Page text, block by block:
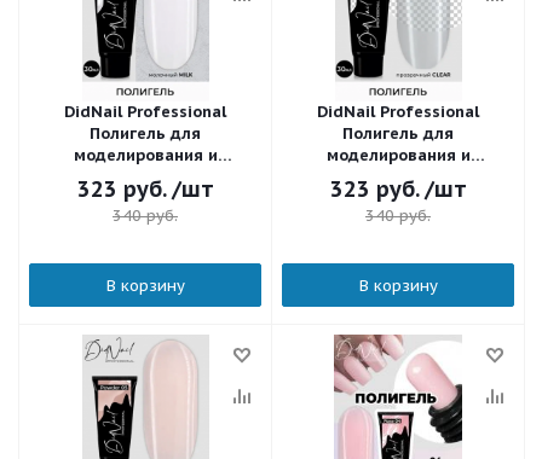
DidNail Professional
Полигель для
моделирования и
наращивания 02 30 г.
323 руб. /шт
340руб.
В корзину
DidNail Professional
Полигель для
моделирования и
наращивания 01 30 г.
323 руб. /шт
340руб.
В корзину